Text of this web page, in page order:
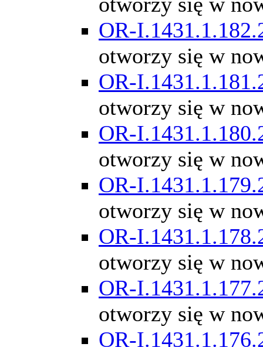
OR-
otworzy się w
OR-
otworzy się w
OR-
otworzy się w
OR-
otworzy się w
OR-
otworzy się w
OR-
otworzy się w
OR-